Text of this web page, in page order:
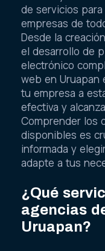
de servicios
empresas de
Desde la
el desarrollo de
electrónico
web en Uruapan
tu empresa a
efectiva y
Comprender los
disponibles es
informada y
adapte a tus
¿Qué
agencias
Uruapan?